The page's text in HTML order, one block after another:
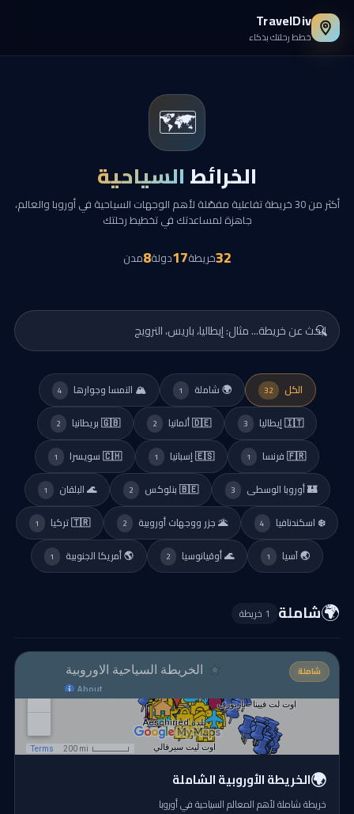
TravelDiv
خطط رحلتك بذكاء
🗺️
الخرائطالسياحية
أكثر من 30 خريطة تفاعلية مفصّلة لأهم الوجهات السياحية في أوروبا والعالم،
جاهزة لمساعدتك في تخطيط رحلتك
32خريطة17دولة8مدن
🔍
الكل 32 🌍 شاملة 1 🏔️ النمسا وجوارها 4
🇮🇹 إيطاليا 3 🇩🇪 ألمانيا 2 🇬🇧 بريطانيا 2
🇫🇷 فرنسا 1 🇪🇸 إسبانيا 1 🇨🇭 سويسرا 1
🏰 أوروبا الوسطى 3 🇧🇪 بنلوكس 2 🌊 البلقان 1
❄️ اسكندنافيا 4 🌋 جزر ووجهات أوروبية 2 🇹🇷 تركيا 1
🌏 آسيا 1 🌊 أوقيانوسيا 2 🌎 أمريكا الجنوبية 1
🌍شاملة 1 خريطة
شاملة
🌍الخريطة الأوروبية الشاملة
خريطة شاملة لأهم المعالم السياحية في أوروبا